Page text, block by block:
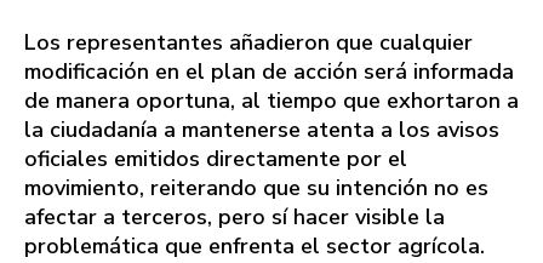
Los representantes añadieron que cualquier
modificación en el plan de acción será informada
de manera oportuna, al tiempo que exhortaron a
la ciudadanía a mantenerse atenta a los avisos
oficiales emitidos directamente por el
movimiento, reiterando que su intención no es
afectar a terceros, pero sí hacer visible la
problemática que enfrenta el sector agrícola.